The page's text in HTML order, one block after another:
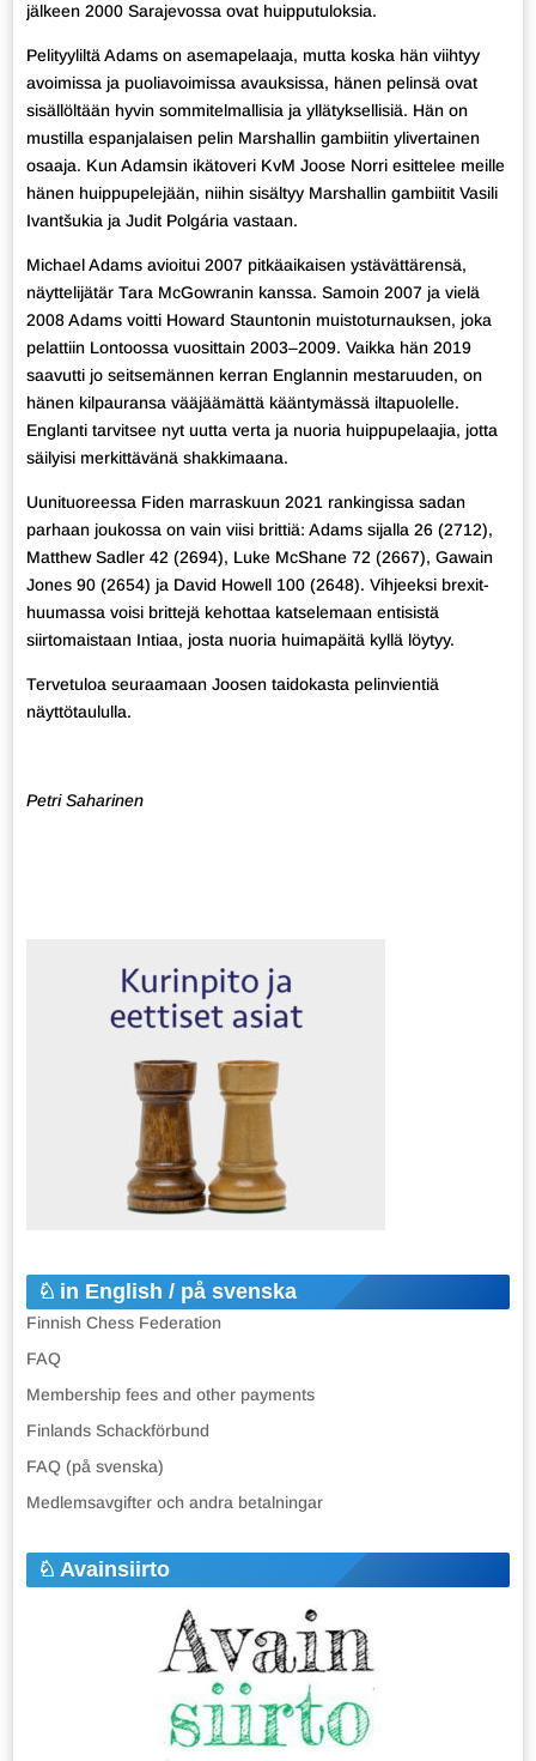
jälkeen 2000 Sarajevossa ovat huipputuloksia.
Pelityyliltä Adams on asemapelaaja, mutta koska hän viihtyy
avoimissa ja puoliavoimissa avauksissa, hänen pelinsä ovat
sisällöltään hyvin sommitelmallisia ja yllätyksellisiä. Hän on
mustilla espanjalaisen pelin Marshallin gambiitin ylivertainen
osaaja. Kun Adamsin ikätoveri KvM Joose Norri esittelee meille
hänen huippupelejään, niihin sisältyy Marshallin gambiitit Vasili
Ivantšukia ja Judit Polgária vastaan.
Michael Adams avioitui 2007 pitkäaikaisen ystävättärensä,
näyttelijätär Tara McGowranin kanssa. Samoin 2007 ja vielä
2008 Adams voitti Howard Stauntonin muistoturnauksen, joka
pelattiin Lontoossa vuosittain 2003–2009. Vaikka hän 2019
saavutti jo seitsemännen kerran Englannin mestaruuden, on
hänen kilpauransa vääjäämättä kääntymässä iltapuolelle.
Englanti tarvitsee nyt uutta verta ja nuoria huippupelaajia, jotta
säilyisi merkittävänä shakkimaana.
Uunituoreessa Fiden marraskuun 2021 rankingissa sadan
parhaan joukossa on vain viisi brittiä: Adams sijalla 26 (2712),
Matthew Sadler 42 (2694), Luke McShane 72 (2667), Gawain
Jones 90 (2654) ja David Howell 100 (2648). Vihjeeksi brexit-
huumassa voisi brittejä kehottaa katselemaan entisistä
siirtomaistaan Intiaa, josta nuoria huimapäitä kyllä löytyy.
Tervetuloa seuraamaan Joosen taidokasta pelinvientiä
näyttötaululla.
Petri Saharinen
in English / på svenska
Finnish Chess Federation
FAQ
Membership fees and other payments
Finlands Schackförbund
FAQ (på svenska)
Medlemsavgifter och andra betalningar
Avainsiirto